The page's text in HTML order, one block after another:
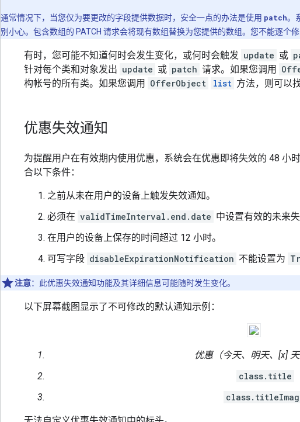
通常情况下，当您仅为要更改的字段提供数据时，安全一点的办法是使用 patch。
别小心。包含数组的 PATCH 请求会将现有数组替换为您提供的数组。您不能逐个
有时，您可能不知道何时会发生变化，或何时会触发 update 或
针对每个类和对象发出 update 或 patch 请求。如果您调用
构帐号的所有类。如果您调用
OfferObject list 方法，则可以
优惠失效通知
为提醒用户在有效期内使用优惠，系统会在优惠即将失效的 48 小
合以下条件：
之前从未在用户的设备上触发失效通知。
必须在 validTimeInterval.end.date 中设置有效的未来
在用户的设备上保存的时间超过 12 小时。
可写字段 disableExpirationNotification 不能设置为
注意：此优惠失效通知功能及其详细信息可能随时发生变化。
以下屏幕截图显示了不可修改的默认通知示例：
优惠（今天、明天、[x]
class.title